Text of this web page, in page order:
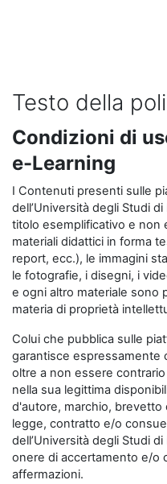
Testo della
Condizioni di
e-Learning
I Contenuti presenti sulle
dell’Università degli Studi
titolo esemplificativo e non
materiali didattici in forma
report, ecc.), le immagini
le fotografie, i disegni, i
e ogni altro materiale sono
materia di proprietà
Colui che pubblica sulle
garantisce espressamente
oltre a non essere
nella sua legittima
d'autore, marchio, brevetto
legge, contratto e/o
dell’Università degli Studi
onere di accertamento e/o
affermazioni.